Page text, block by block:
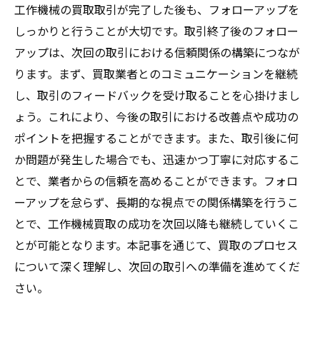
工作機械の買取取引が完了した後も、フォローアップを
しっかりと行うことが大切です。取引終了後のフォロー
アップは、次回の取引における信頼関係の構築につなが
ります。まず、買取業者とのコミュニケーションを継続
し、取引のフィードバックを受け取ることを心掛けまし
ょう。これにより、今後の取引における改善点や成功の
ポイントを把握することができます。また、取引後に何
か問題が発生した場合でも、迅速かつ丁寧に対応するこ
とで、業者からの信頼を高めることができます。フォロ
ーアップを怠らず、長期的な視点での関係構築を行うこ
とで、工作機械買取の成功を次回以降も継続していくこ
とが可能となります。本記事を通じて、買取のプロセス
について深く理解し、次回の取引への準備を進めてくだ
さい。